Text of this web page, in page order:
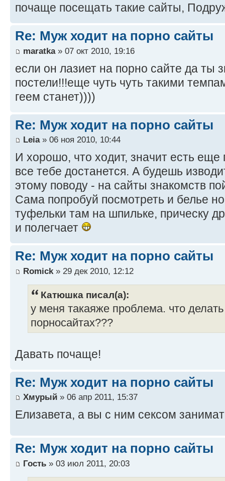
почаще посещать такие сайты,
Re: Муж ходит на порно сайты
maratka» 07 окт 2010, 19:16
если он лазиет на порно сайте да ты
постели!!!еще чуть чуть такими
геем станет))))
Re: Муж ходит на порно сайты
Leia» 06 ноя 2010, 10:44
И хорошо, что ходит, значит есть еще
все тебе достанется. А будешь
этому поводу - на сайты знакомств
Сама попробуй посмотреть и белье
туфельки там на шпильке, прическу
и полегчает
Re: Муж ходит на порно сайты
Romick » 29 дек 2010, 12:12
Катюшка писал(а):
у меня такаяже проблема. что
порносайтах???
Давать почаще!
Re: Муж ходит на порно сайты
Хмурый » 06 апр 2011, 15:37
Елизавета, а вы с ним сексом
Re: Муж ходит на порно сайты
Гость » 03 июл 2011, 20:03